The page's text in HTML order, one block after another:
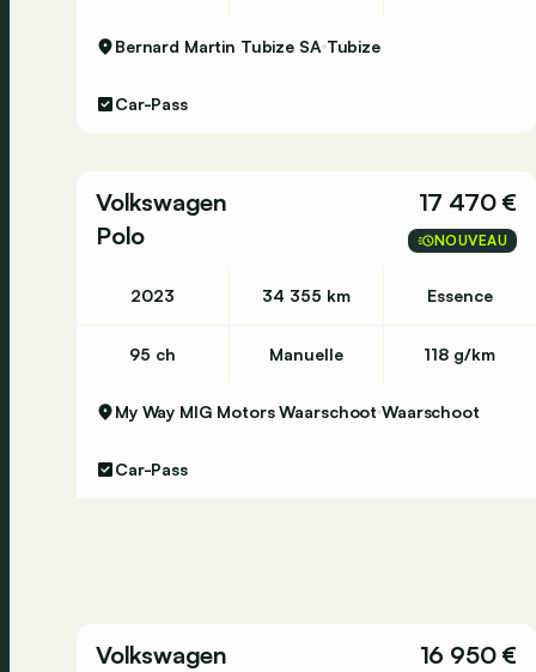
Bernard Martin Tubize SA Tubize
Car-Pass
Volkswagen
Polo
17 470 €
NOUVEAU
2023 34 355 km Essence
95 ch Manuelle 118 g/km
My Way MIG Motors Waarschoot Waarschoot
Car-Pass
Volkswagen
16 950 €